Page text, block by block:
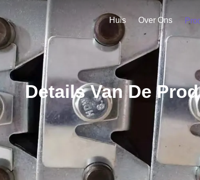
Huis Over Ons
Details Van De